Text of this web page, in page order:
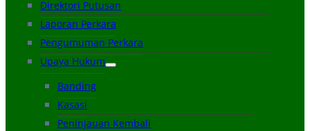
Direktori Putusan
Laporan Perkara
Pengumuman Perkara
Upaya Hukum
Banding
Kasasi
Peninjauan Kembali